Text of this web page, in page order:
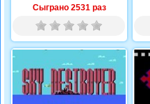
Сыграно 2531 раз